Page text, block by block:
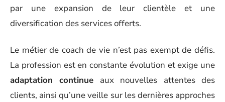
par une expansion de leur clientèle et une
diversification des services offerts.
Le métier de coach de vie n’est pas exempt de défis.
La profession est en constante évolution et exige une
adaptation continue aux nouvelles attentes des
clients, ainsi qu’une veille sur les dernières approches